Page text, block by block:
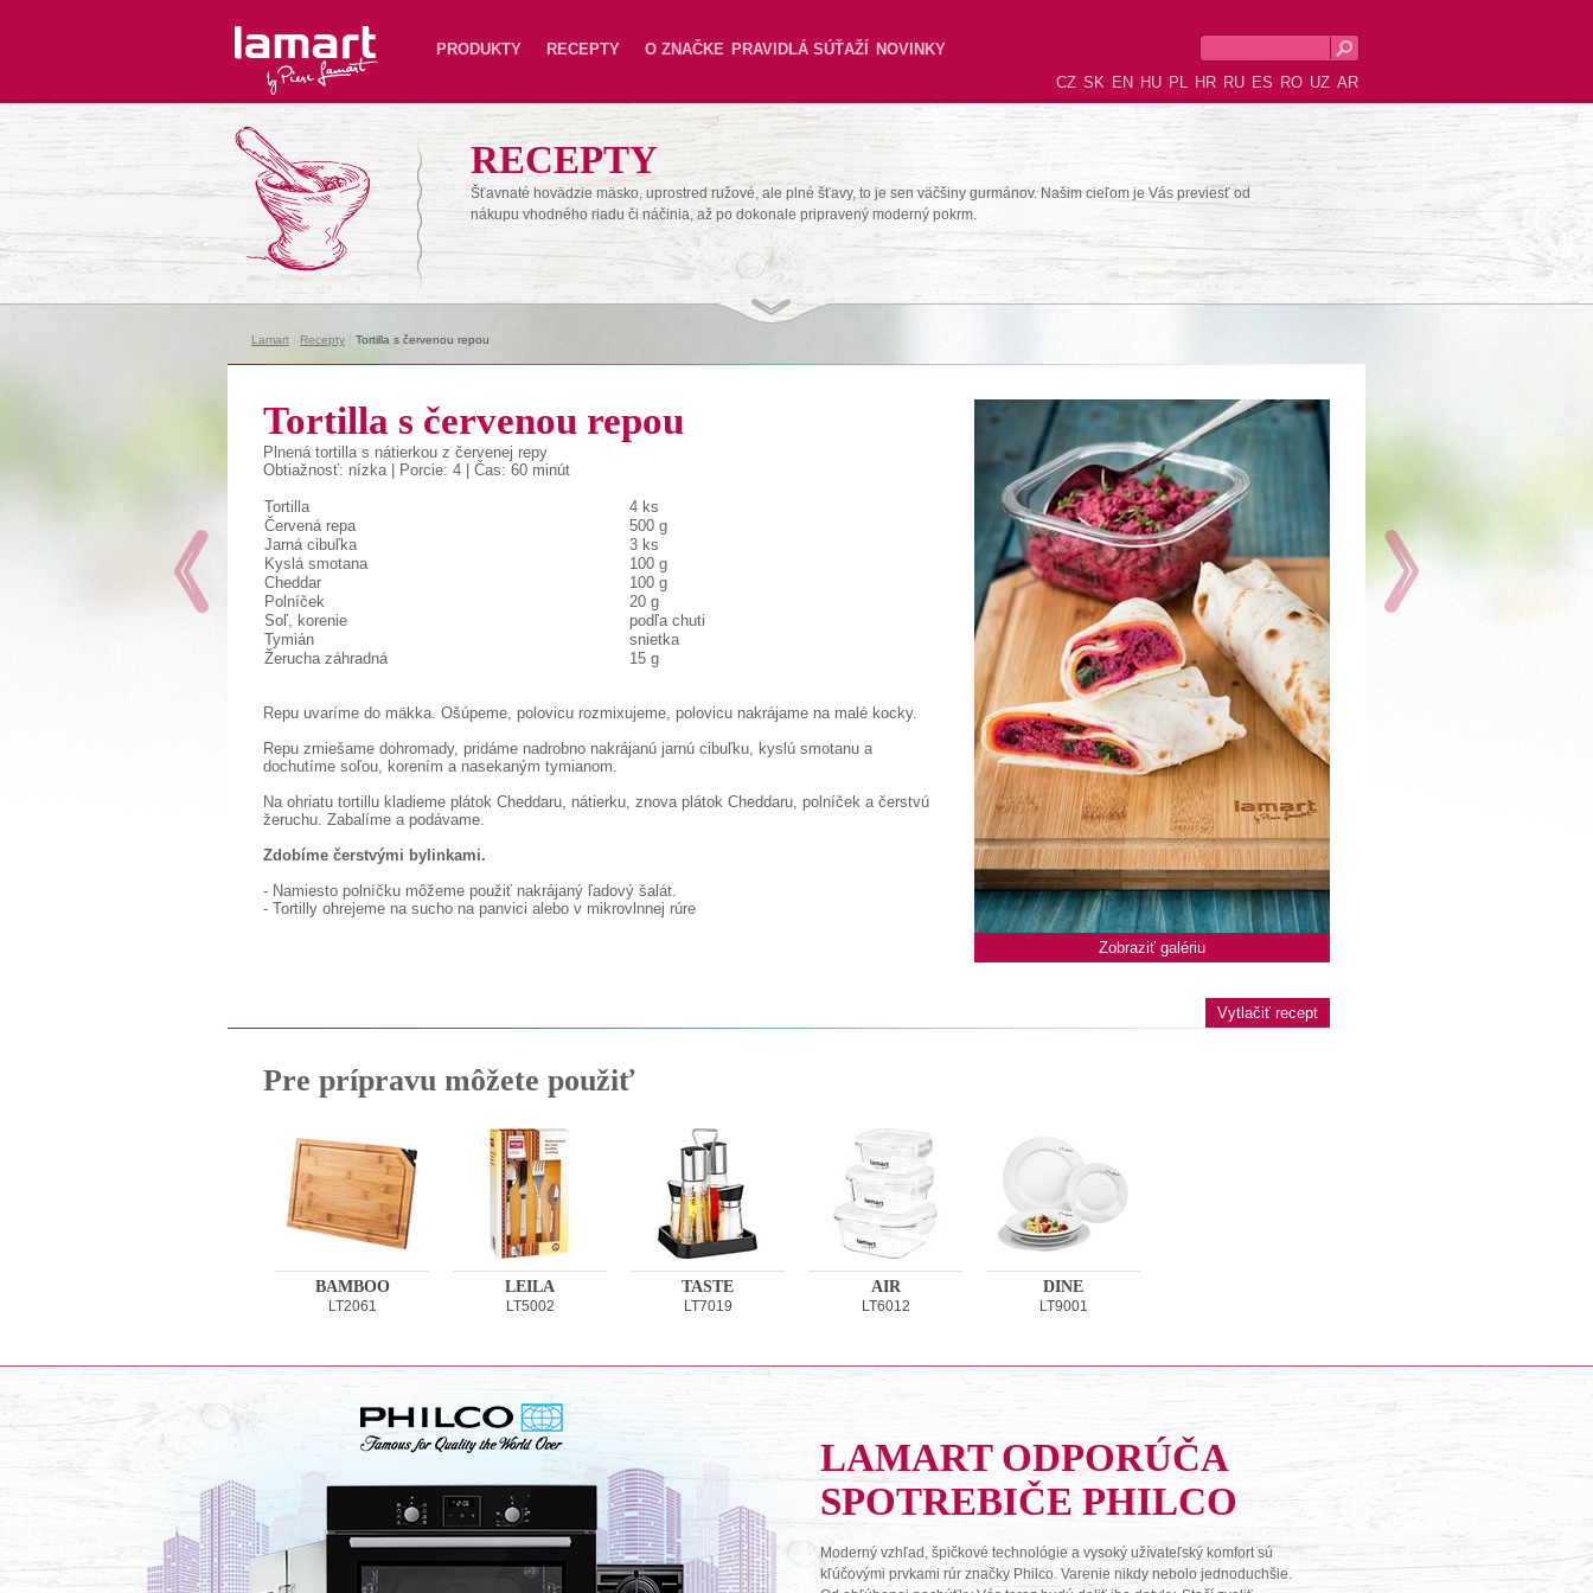
Lamart PRODUKTY RECEPTY O ZNAČKE PRAVIDLÁ SÚŤAŽÍ
NOVINKY
CZ SK EN HU PL HR RU ES RO UZ AR
RECEPTY
Šťavnaté hovädzie mäsko, uprostred ružové, ale plné šťavy, to je sen väčšiny gurmánov. Našim cieľom je Vás previesť od
nákupu vhodného riadu či náčinia, až po dokonale pripravený moderný pokrm.
Lamart Recepty Tortilla s červenou repou
Zobraziť galériu
Tortilla s červenou repou
Plnená tortilla s nátierkou z červenej repy
Obtiažnosť: nízka | Porcie: 4 | Čas: 60 minút
Tortilla
4 ks
Červená repa
500 g
Jarná cibuľka
3 ks
Kyslá smotana
100 g
Cheddar
100 g
Polníček
20 g
Soľ, korenie
podľa chuti
Tymián
snietka
Žerucha záhradná
15 g
Repu uvaríme do mäkka. Ošúpeme, polovicu rozmixujeme, polovicu nakrájame na malé kocky.
Repu zmiešame dohromady, pridáme nadrobno nakrájanú jarnú cibuľku, kyslú smotanu a
dochutíme soľou, korením a nasekaným tymianom.
Na ohriatu tortillu kladieme plátok Cheddaru, nátierku, znova plátok Cheddaru, polníček a čerstvú
žeruchu. Zabalíme a podávame.
Zdobíme čerstvými bylinkami.
- Namiesto polníčku môžeme použiť nakrájaný ľadový šalát.
- Tortilly ohrejeme na sucho na panvici alebo v mikrovlnnej rúre
Vytlačiť recept
Pre prípravu môžete použiť
BAMBOO
LT2061
LEILA
LT5002
TASTE
LT7019
AIR
LT6012
DINE
LT9001
LAMART ODPORÚČA
SPOTREBIČE PHILCO
Moderný vzhľad, špičkové technológie a vysoký užívateľský komfort sú
kľúčovými prvkami rúr značky Philco. Varenie nikdy nebolo jednoduchšie.